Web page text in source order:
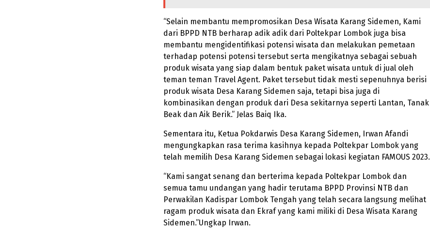
“Selain membantu mempromosikan Desa Wisata Karang Sidemen, Kami
dari BPPD NTB berharap adik adik dari Poltekpar Lombok juga bisa
membantu mengidentifikasi potensi wisata dan melakukan pemetaan
terhadap potensi potensi tersebut serta mengikatnya sebagai sebuah
produk wisata yang siap dalam bentuk paket wisata untuk di jual oleh
teman teman Travel Agent. Paket tersebut tidak mesti sepenuhnya berisi
produk wisata Desa Karang Sidemen saja, tetapi bisa juga di
kombinasikan dengan produk dari Desa sekitarnya seperti Lantan, Tanak
Beak dan Aik Berik.” Jelas Baiq Ika.
Sementara itu, Ketua Pokdarwis Desa Karang Sidemen, Irwan Afandi
mengungkapkan rasa terima kasihnya kepada Poltekpar Lombok yang
telah memilih Desa Karang Sidemen sebagai lokasi kegiatan FAMOUS 2023.
“Kami sangat senang dan berterima kepada Poltekpar Lombok dan
semua tamu undangan yang hadir terutama BPPD Provinsi NTB dan
Perwakilan Kadispar Lombok Tengah yang telah secara langsung melihat
ragam produk wisata dan Ekraf yang kami miliki di Desa Wisata Karang
Sidemen.”Ungkap Irwan.